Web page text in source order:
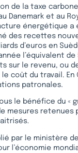
de la taxe
Danemark et au
énergétique
des recettes
d’euros en
l’équivalent
sur le revenu, ou
coût du travail.
patronales.
le bénéfice du
mesures
par le ministère
l’économie